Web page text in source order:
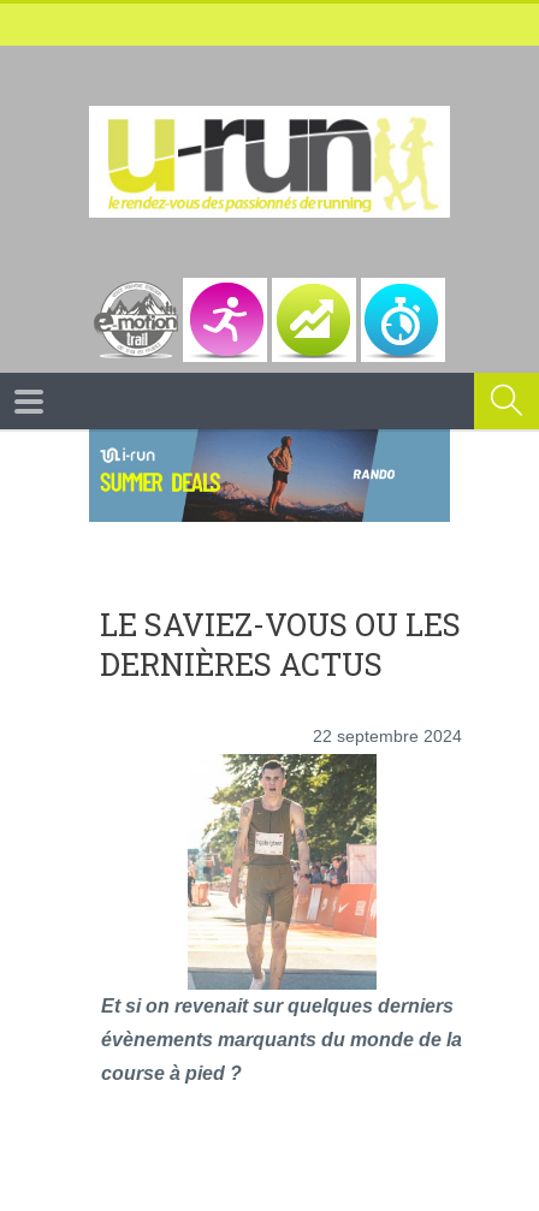
LE SAVIEZ-VOUS OU LES
DERNIÈRES ACTUS
22 septembre 2024
Et si on revenait sur quelques derniers
évènements marquants du monde de la
course à pied ?